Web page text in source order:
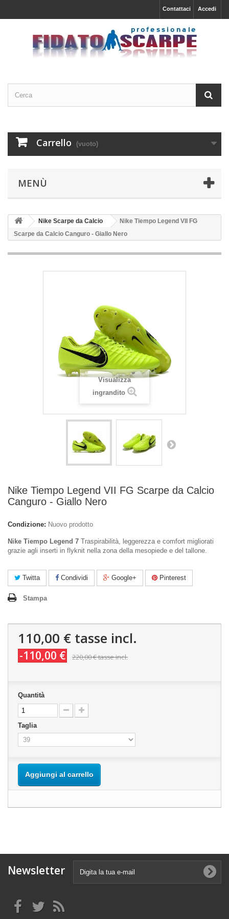
Accedi
Contattaci
Carrello (vuoto)
MENÙ
Nike Scarpe da Calcio
Nike Tiempo Legend VII FG
Scarpe da Calcio Canguro - Giallo Nero
Visualizza
ingrandito
Nike Tiempo Legend VII FG Scarpe da Calcio
Canguro - Giallo Nero
Condizione: Nuovo prodotto
Nike Tiempo Legend 7 Traspirabilità, leggerezza e comfort migliorati
grazie agli inserti in flyknit nella zona della mesopiede e del tallone.
Twitta Condividi Google+ Pinterest
Stampa
110,00 € tasse incl.
-110,00 € 220,00 €tasse incl.
Quantità
Taglia
Aggiungi al carrello
Newsletter